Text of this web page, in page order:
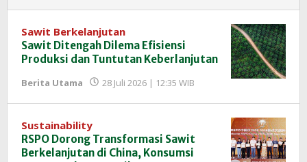
Sawit Berkelanjutan
Sawit Ditengah Dilema Efisiensi
Produksi dan Tuntutan Keberlanjutan
Berita Utama 28 Juli 2026 | 12:35 WIB
InfoSAWIT
Sustainability
RSPO Dorong Transformasi Sawit
Berkelanjutan di China, Konsumsi